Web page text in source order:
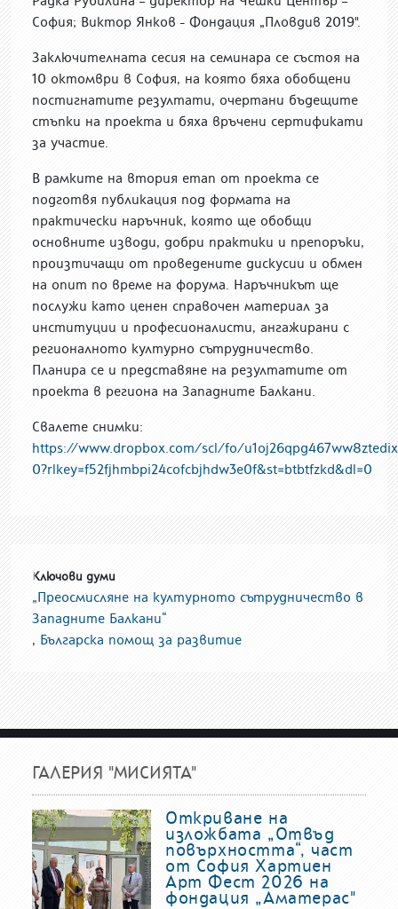
София; Виктор Янков - Фондация „Пловдив 2019".
Заключителната сесия на семинара се състоя на
10 октомври в София, на която бяха обобщени
постигнатите резултати, очертани бъдещите
стъпки на проекта и бяха връчени сертификати
за участие.
В рамките на втория етап от проекта се
подготвя публикация под формата на
практически наръчник, която ще обобщи
основните изводи, добри практики и препоръки,
произтичащи от проведените дискусии и обмен
на опит по време на форума. Наръчникът ще
послужи като ценен справочен материал за
институции и професионалисти, ангажирани с
регионалното културно сътрудничество.
Планира се и представяне на резултатите от
проекта в региона на Западните Балкани.
Свалете снимки:
https://www.dropbox.com/scl/fo/u1oj26qpg467ww8ztedix/
0?rlkey=f52fjhmbpi24cofcbjhdw3e0f&st=btbtfzkd&dl=0
Ключови думи
„Преосмисляне на културното сътрудничество в
Западните Балкани“
, Българска помощ за развитие
ГАЛЕРИЯ "МИСИЯТА"
Откриване на
изложбата „Отвъд
повърхността“, част
от София Хартиен
Арт Фест 2026 на
фондация „Аматерас"